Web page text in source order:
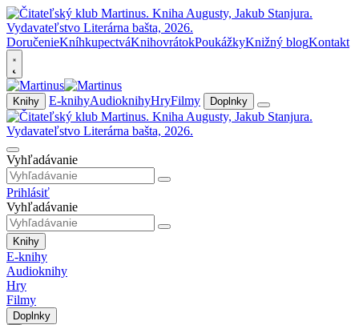
DoručenieKníhkupectváKnihovrátokPoukážkyKnižný blogKontakt
Knihy E-knihyAudioknihyHryFilmy Doplnky
Vyhľadávanie
Prihlásiť
Vyhľadávanie
Knihy
E-knihy
Audioknihy
Hry
Filmy
Doplnky